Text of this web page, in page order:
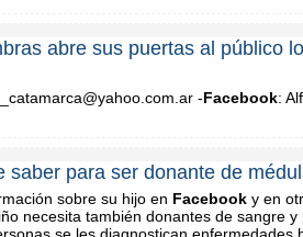
abre sus puertas al público
-Facebook:
saber para ser donante de
sobre su hijo en Facebook y en
necesita también donantes de sangre